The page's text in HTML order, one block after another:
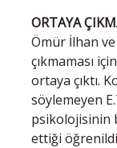
ORTAYA
Ömür İlhan
çıkmaması
ortaya çıktı.
söylemeyen
psikolojisinin
ettiği